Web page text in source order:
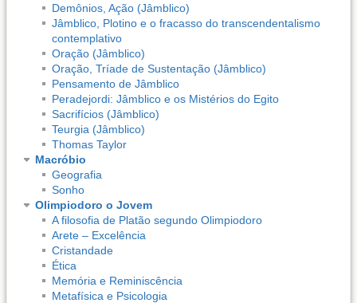
Demônios, Ação (Jâmblico)
Jâmblico, Plotino e o fracasso do transcendentalismo
contemplativo
Oração (Jâmblico)
Oração, Tríade de Sustentação (Jâmblico)
Pensamento de Jâmblico
Peradejordi: Jâmblico e os Mistérios do Egito
Sacrifícios (Jâmblico)
Teurgia (Jâmblico)
Thomas Taylor
Macróbio
Geografia
Sonho
Olimpiodoro o Jovem
A filosofia de Platão segundo Olimpiodoro
Arete – Excelência
Cristandade
Ética
Memória e Reminiscência
Metafísica e Psicologia